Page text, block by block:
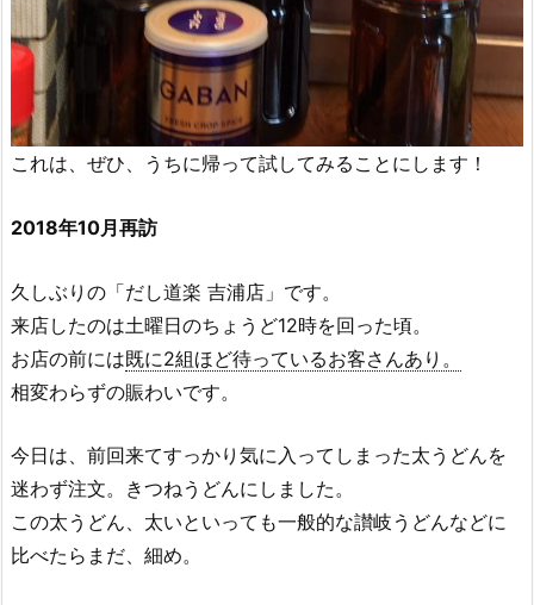
これは、ぜひ、うちに帰って試してみることにします！
2018年10月再訪
久しぶりの「だし道楽 吉浦店」です。
来店したのは土曜日のちょうど12時を回った頃。
お店の前には既に2組ほど待っているお客さんあり。
相変わらずの賑わいです。
今日は、前回来てすっかり気に入ってしまった太うどんを
迷わず注文。きつねうどんにしました。
この太うどん、太いといっても一般的な讃岐うどんなどに
比べたらまだ、細め。